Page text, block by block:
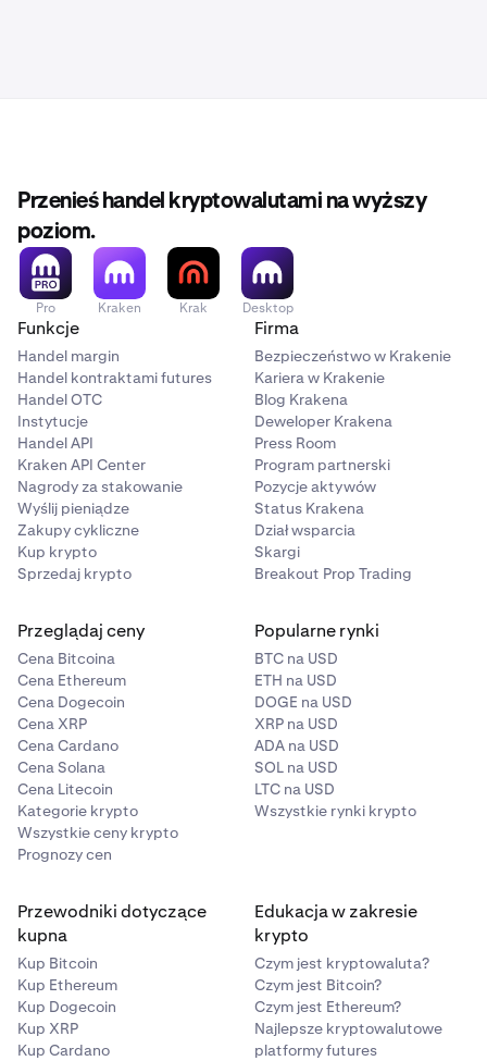
Przenieś handel kryptowalutami na wyższy
poziom.
Pro Kraken Krak Desktop
Funkcje
Handel margin
Handel kontraktami futures
Handel OTC
Instytucje
Handel API
Kraken API Center
Nagrody za stakowanie
Wyślij pieniądze
Zakupy cykliczne
Kup krypto
Sprzedaj krypto
Firma
Bezpieczeństwo w Krakenie
Kariera w Krakenie
Blog Krakena
Deweloper Krakena
Press Room
Program partnerski
Pozycje aktywów
Status Krakena
Dział wsparcia
Skargi
Breakout Prop Trading
Przeglądaj ceny
Cena Bitcoina
Cena Ethereum
Cena Dogecoin
Cena XRP
Cena Cardano
Cena Solana
Cena Litecoin
Kategorie krypto
Wszystkie ceny krypto
Prognozy cen
Popularne rynki
BTC na USD
ETH na USD
DOGE na USD
XRP na USD
ADA na USD
SOL na USD
LTC na USD
Wszystkie rynki krypto
Przewodniki dotyczące
kupna
Kup Bitcoin
Kup Ethereum
Kup Dogecoin
Kup XRP
Kup Cardano
Edukacja w zakresie
krypto
Czym jest kryptowaluta?
Czym jest Bitcoin?
Czym jest Ethereum?
Najlepsze kryptowalutowe
platformy futures